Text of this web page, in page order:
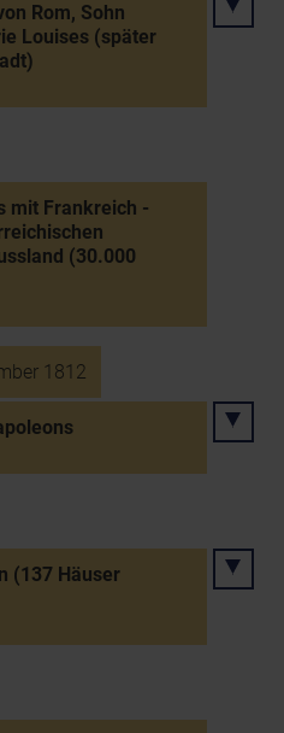
Rom, Sohn
Louises (später
mit Frankreich -
(30.000
1812
(137 Häuser